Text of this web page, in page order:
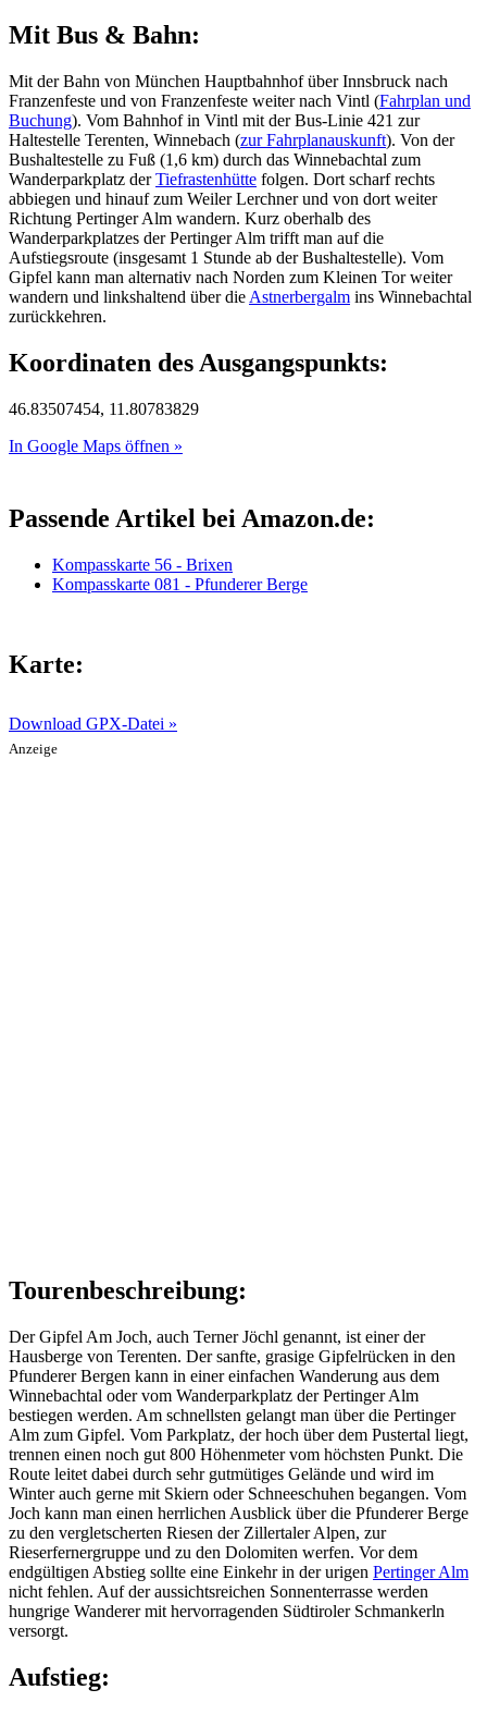
Mit Bus & Bahn:
Mit der Bahn von München Hauptbahnhof über Innsbruck nach
Franzenfeste und von Franzenfeste weiter nach Vintl (Fahrplan und
Buchung). Vom Bahnhof in Vintl mit der Bus-Linie 421 zur
Haltestelle Terenten, Winnebach (zur Fahrplanauskunft). Von der
Bushaltestelle zu Fuß (1,6 km) durch das Winnebachtal zum
Wanderparkplatz derTiefrastenhütte folgen. Dort scharf rechts
abbiegen und hinauf zum Weiler Lerchner und von dort weiter
Richtung Pertinger Alm wandern. Kurz oberhalb des
Wanderparkplatzes der Pertinger Alm trifft man auf die
Aufstiegsroute (insgesamt 1 Stunde ab der Bushaltestelle). Vom
Gipfel kann man alternativ nach Norden zum Kleinen Tor weiter
wandern und linkshaltend über die Astnerbergalm ins Winnebachtal
zurückkehren.
Koordinaten des Ausgangspunkts:
46.83507454, 11.80783829
In Google Maps öffnen »
Passende Artikel bei Amazon.de:
Kompasskarte 56 - Brixen
Kompasskarte 081 - Pfunderer Berge
Karte:
Download GPX-Datei »
Anzeige
Tourenbeschreibung:
Der Gipfel Am Joch, auch Terner Jöchl genannt, ist einer der
Hausberge von Terenten. Der sanfte, grasige Gipfelrücken in den
Pfunderer Bergen kann in einer einfachen Wanderung aus dem
Winnebachtal oder vom Wanderparkplatz der Pertinger Alm
bestiegen werden. Am schnellsten gelangt man über die Pertinger
Alm zum Gipfel. Vom Parkplatz, der hoch über dem Pustertal liegt,
trennen einen noch gut 800 Höhenmeter vom höchsten Punkt. Die
Route leitet dabei durch sehr gutmütiges Gelände und wird im
Winter auch gerne mit Skiern oder Schneeschuhen begangen. Vom
Joch kann man einen herrlichen Ausblick über die Pfunderer Berge
zu den vergletscherten Riesen der Zillertaler Alpen, zur
Rieserfernergruppe und zu den Dolomiten werfen. Vor dem
endgültigen Abstieg sollte eine Einkehr in der urigen Pertinger Alm
nicht fehlen. Auf der aussichtsreichen Sonnenterrasse werden
hungrige Wanderer mit hervorragenden Südtiroler Schmankerln
versorgt.
Aufstieg: